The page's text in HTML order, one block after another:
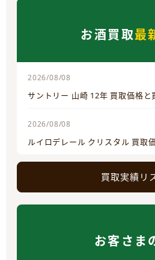
お酒買取最
2026/08/08
サントリー 山崎 12年 買取価格と
2026/08/08
ルイロデレール クリスタル 買取
買取実績リ
お客さま